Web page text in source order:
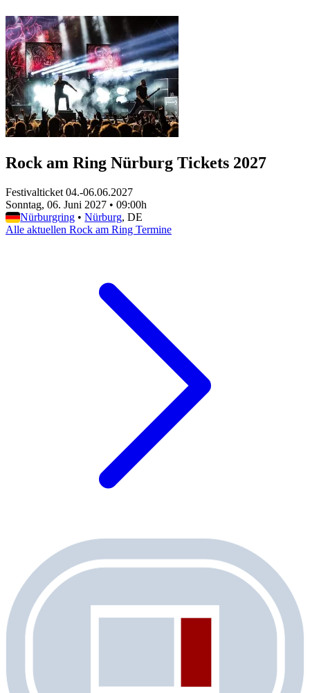
Rock am Ring Nürburg Tickets 2027
Festivalticket 04.-06.06.2027
Sonntag, 06. Juni 2027 • 09:00h
Nürburgring • Nürburg, DE
Alle aktuellen Rock am Ring Termine